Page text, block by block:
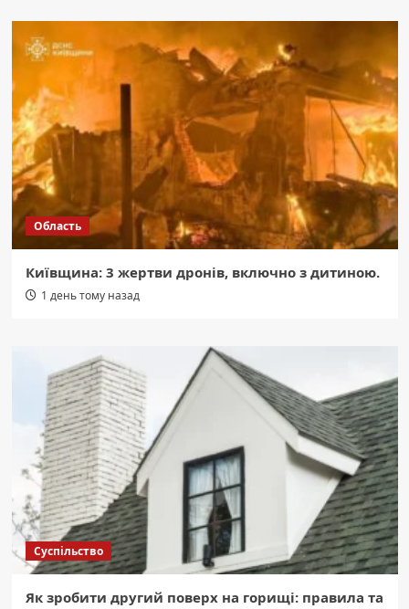
Область
Київщина: 3 жертви дронів, включно з дитиною.
1 день тому назад
Суспільство
Як зробити другий поверх на горищі: правила та